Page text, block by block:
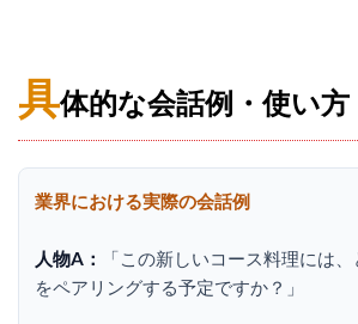
具体的な会話例・使い方
業界における実際の会話例
人物A：
「この新しいコース料理には
をペアリングする予定ですか？」